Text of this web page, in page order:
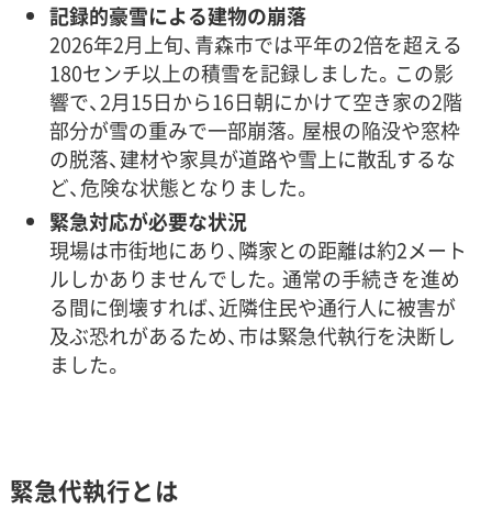
記録的豪雪による建物の崩落
2026年2月上旬、青森市では平年の2倍を超える
180センチ以上の積雪を記録しました。この影
響で、2月15日から16日朝にかけて空き家の2階
部分が雪の重みで一部崩落。屋根の陥没や窓枠
の脱落、建材や家具が道路や雪上に散乱するな
ど、危険な状態となりました。
緊急対応が必要な状況
現場は市街地にあり、隣家との距離は約2メート
ルしかありませんでした。通常の手続きを進め
る間に倒壊すれば、近隣住民や通行人に被害が
及ぶ恐れがあるため、市は緊急代執行を決断し
ました。
緊急代執行とは